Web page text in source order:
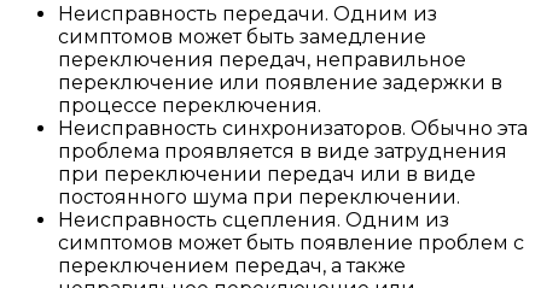
Неисправность передачи. Одним из
симптомов может быть замедление
переключения передач, неправильное
переключение или появление задержки в
процессе переключения.
Неисправность синхронизаторов. Обычно эта
проблема проявляется в виде затруднения
при переключении передач или в виде
постоянного шума при переключении.
Неисправность сцепления. Одним из
симптомов может быть появление проблем с
переключением передач, а также